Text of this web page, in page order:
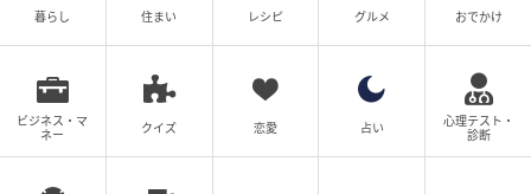
ただいたんです。最初は本当に世間話のようなところ
きなんだったら、形にしてみたら？』と言っていただ
いて、そこからトントン拍子にどんどん大きなお話に
なっていって。この夢を実現させてもらったという感
じですね」
暮らし 住まい レシピ グルメ おでかけ
ビジネス・マ
ネー
クイズ 恋愛 占い
心理テスト・
診断